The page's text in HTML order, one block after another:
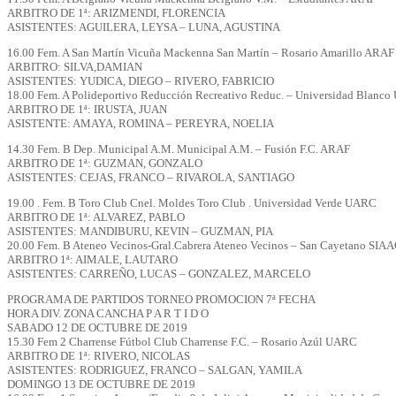
ARBITRO DE 1ª: ARIZMENDI, FLORENCIA
ASISTENTES: AGUILERA, LEYSA – LUNA, AGUSTINA
16.00 Fem. A San Martín Vicuña Mackenna San Martín – Rosario Amarillo ARAF
ARBITRO: SILVA,DAMIAN
ASISTENTES: YUDICA, DIEGO – RIVERO, FABRICIO
18.00 Fem. A Polideportivo Reducción Recreativo Reduc. – Universidad Blanco
ARBITRO DE 1ª: IRUSTA, JUAN
ASISTENTE: AMAYA, ROMINA – PEREYRA, NOELIA
14.30 Fem. B Dep. Municipal A.M. Municipal A.M. – Fusión F.C. ARAF
ARBITRO DE 1ª: GUZMAN, GONZALO
ASISTENTES: CEJAS, FRANCO – RIVAROLA, SANTIAGO
19.00 . Fem. B Toro Club Cnel. Moldes Toro Club . Universidad Verde UARC
ARBITRO DE 1ª: ALVAREZ, PABLO
ASISTENTES: MANDIBURU, KEVIN – GUZMAN, PIA
20.00 Fem. B Ateneo Vecinos-Gral.Cabrera Ateneo Vecinos – San Cayetano
ARBITRO 1ª: AIMALE, LAUTARO
ASISTENTES: CARREÑO, LUCAS – GONZALEZ, MARCELO
PROGRAMA DE PARTIDOS TORNEO PROMOCION 7ª FECHA
HORA DIV. ZONA CANCHA P A R T I D O
SABADO 12 DE OCTUBRE DE 2019
15.30 Fem 2 Charrense Fútbol Club Charrense F.C. – Rosario Azúl UARC
ARBITRO DE 1ª: RIVERO, NICOLAS
ASISTENTES: RODRIGUEZ, FRANCO – SALGAN, YAMILA
DOMINGO 13 DE OCTUBRE DE 2019